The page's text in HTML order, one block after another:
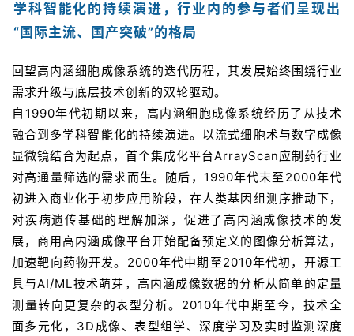
学科智能化的持续演进，行业内的参与者们呈现出
“国际主流、国产突破”的格局
回望高内涵细胞成像系统的迭代历程，其发展始终围绕行业
需求升级与底层技术创新的双轮驱动。
自1990年代初期以来，高内涵细胞成像系统经历了从技术
融合到多学科智能化的持续演进。以流式细胞术与数字成像
显微镜结合为起点，首个集成化平台ArrayScan应制药行业
对高通量筛选的需求而生。随后，1990年代末至2000年代
初进入商业化于初步应用阶段，在人类基因组测序推动下，
对疾病遗传基础的理解加深，促进了高内涵成像技术的发
展，商用高内涵成像平台开始配备预定义的图像分析算法，
加速靶向药物开发。2000年代中期至2010年代初，开源工
具与AI/ML技术萌芽，高内涵成像数据的分析从简单的定量
测量转向更复杂的表型分析。2010年代中期至今，技术全
面多元化，3D成像、表型组学、深度学习及实时监测深度